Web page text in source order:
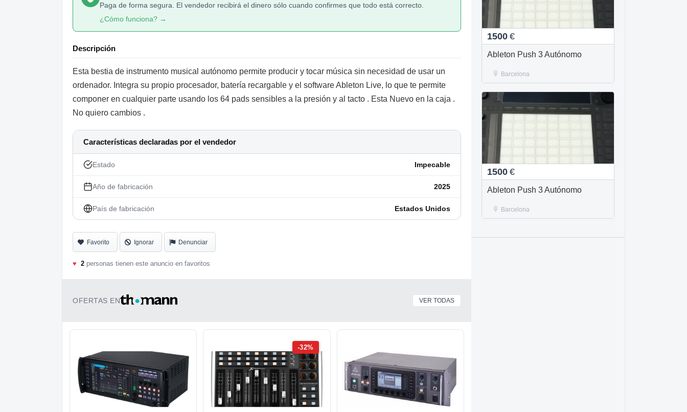
Paga de forma segura. El vendedor recibirá el dinero sólo cuando confirmes que todo está correcto.
¿Cómo funciona? →
Descripción
Esta bestia de instrumento musical autónomo permite producir y tocar música sin necesidad de usar un
ordenador. Integra su propio procesador, batería recargable y el software Ableton Live, lo que te permite
componer en cualquier parte usando los 64 pads sensibles a la presión y al tacto . Esta Nuevo en la caja .
No quiero cambios .
Características declaradas por el vendedor
Estado Impecable
Año de fabricación 2025
País de fabricación Estados Unidos
Favorito Ignorar Denunciar
♥ 2 personas tienen este anuncio en favoritos
OFERTAS EN VER TODAS
-32%
1500 €
Ableton Push 3 Autónomo
Barcelona
1500 €
Ableton Push 3 Autónomo
Barcelona